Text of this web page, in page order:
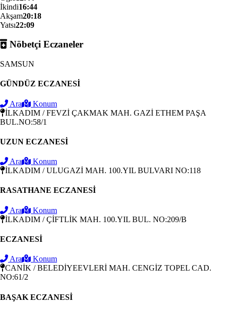
İkindi16:44
Akşam20:18
Yatsı22:09
Nöbetçi Eczaneler
SAMSUN
GÜNDÜZ ECZANESİ
Ara
Konum
İLKADIM / FEVZİ ÇAKMAK MAH. GAZİ ETHEM PAŞA
BUL.NO:58/1
UZUN ECZANESİ
Ara
Konum
İLKADIM / ULUGAZİ MAH. 100.YIL BULVARI NO:118
RASATHANE ECZANESİ
Ara
Konum
İLKADIM / ÇİFTLİK MAH. 100.YIL BUL. NO:209/B
ECZANESİ
Ara
Konum
CANİK / BELEDİYEEVLERİ MAH. CENGİZ TOPEL CAD.
NO:61/2
BAŞAK ECZANESİ